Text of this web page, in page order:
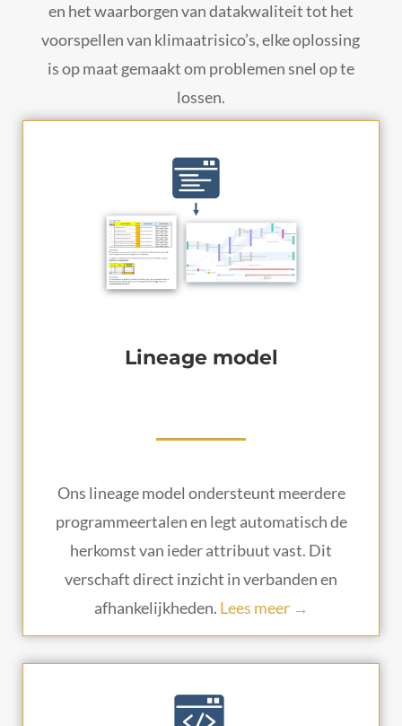
en het waarborgen van datakwaliteit tot het
voorspellen van klimaatrisico’s, elke oplossing
is op maat gemaakt om problemen snel op te
lossen.
Lineage model
Ons lineage model ondersteunt meerdere
programmeertalen en legt automatisch de
herkomst van ieder attribuut vast. Dit
verschaft direct inzicht in verbanden en
afhankelijkheden. Lees meer →